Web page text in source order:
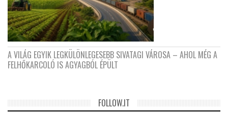
A VILÁG EGYIK LEGKÜLÖNLEGESEBB SIVATAGI VÁROSA – AHOL MÉG A
FELHŐKARCOLÓ IS AGYAGBÓL ÉPÜLT
FOLLOW.IT